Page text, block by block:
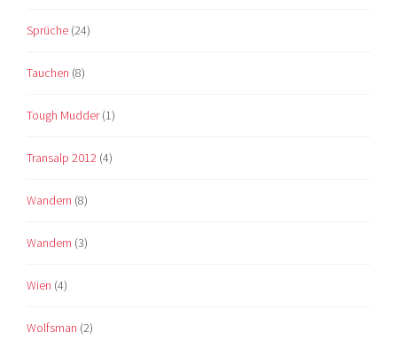
Sprüche (24)
Tauchen (8)
Tough Mudder(1)
Transalp 2012 (4)
Wandern (8)
Wandern (3)
Wien (4)
Wolfsman (2)